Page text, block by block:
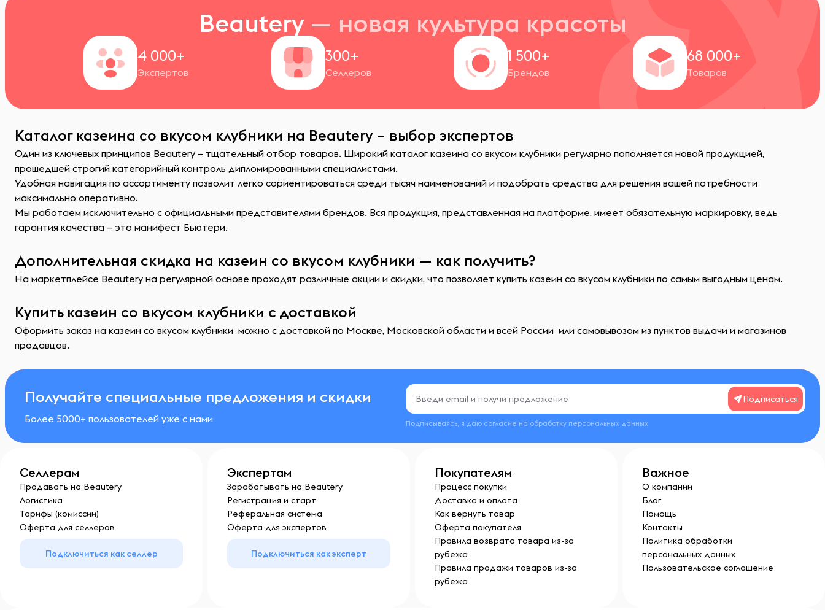
Beautery — новая культура красоты
4 000+
Экспертов
300+
Селлеров
1 500+
Брендов
68 000+
Товаров
Каталог казеина со вкусом клубники на Beautery – выбор экспертов
Один из ключевых принципов Beautery – тщательный отбор товаров. Широкий каталог казеина со вкусом клубники регулярно пополняется новой продукцией,
прошедшей строгий категорийный контроль дипломированными специалистами.
Удобная навигация по ассортименту позволит легко сориентироваться среди тысяч наименований и подобрать средства для решения вашей потребности
максимально оперативно.
Мы работаем исключительно с официальными представителями брендов. Вся продукция, представленная на платформе, имеет обязательную маркировку, ведь
гарантия качества – это манифест Бьютери.
Дополнительная скидка на казеин со вкусом клубники — как получить?
На маркетплейсе Beautery на регулярной основе проходят различные акции и скидки, что позволяет купить казеин со вкусом клубники по самым выгодным ценам.
Купить казеин со вкусом клубники с доставкой
Оформить заказ на казеин со вкусом клубники можно с доставкой по Москве, Московской области и всей России или самовывозом из пунктов выдачи и магазинов
продавцов.
Получайте специальные предложения и скидки
Более 5000+ пользователей уже с нами
Подписаться
Подписываясь, я даю согласие на обработку персональных данных
Селлерам
Продавать на Beautery
Логистика
Тарифы (комиссии)
Оферта для селлеров
Подключиться как селлер
Экспертам
Зарабатывать на Beautery
Регистрация и старт
Реферальная система
Оферта для экспертов
Подключиться как эксперт
Покупателям
Процесс покупки
Доставка и оплата
Как вернуть товар
Оферта покупателя
Правила возврата товара из-за
рубежа
Правила продажи товаров из-за
рубежа
Важное
О компании
Блог
Помощь
Контакты
Политика обработки
персональных данных
Пользовательское соглашение